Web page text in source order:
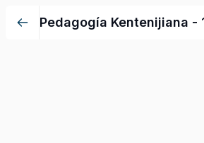
Pedagogía Kentenijiana -